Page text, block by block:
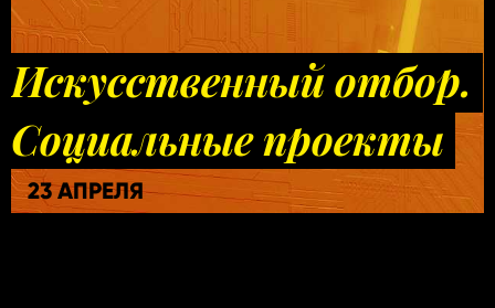
Искусственный отбор.
Социальные проекты
23 АПРЕЛЯ